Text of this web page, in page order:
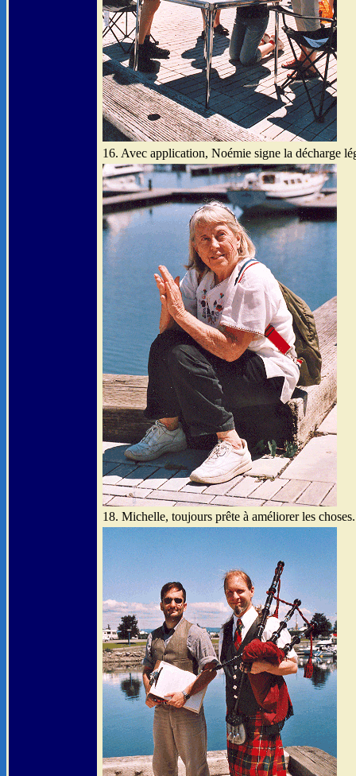
16. Avec application, Noémie signe la décharge
18. Michelle, toujours prête à améliorer les choses.